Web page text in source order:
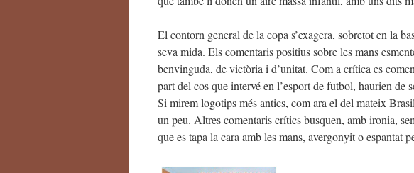
El contorn general de la copa s’exagera, sobretot en la
seva mida. Els comentaris positius sobre les mans
benvinguda, de victòria i d’unitat. Com a crítica es
part del cos que intervé en l’esport de futbol, haurien de
Si mirem logotips més antics, com ara el del mateix
un peu. Altres comentaris crítics busquen, amb ironia,
que es tapa la cara amb les mans, avergonyit o espantat